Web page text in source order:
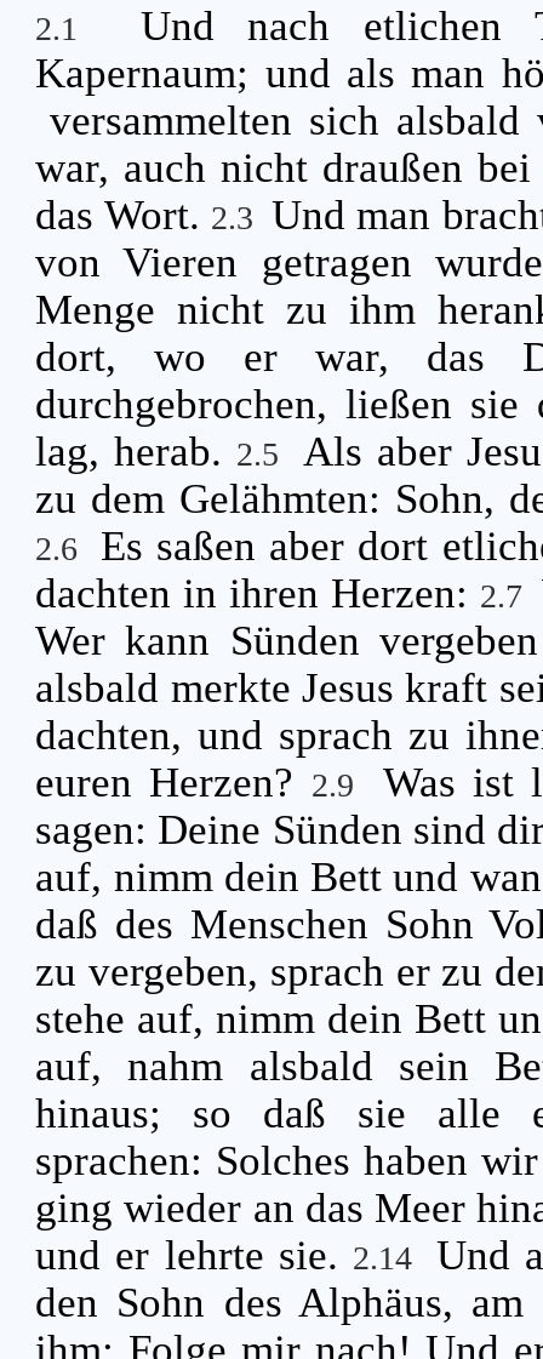
2.1
Und nach etlichen
Kapernaum; und als man
versammelten sich
war, auch nicht draußen
das Wort. 2.3 Und man
von Vieren getragen
Menge nicht zu ihm
dort, wo er war, das
durchgebrochen, ließen
lag, herab. 2.5
Als aber
zu dem Gelähmten: Sohn,
2.6
Es saßen aber dort
dachten in ihren Herzen: 2.7
Wer kann Sünden
alsbald merkte Jesus kraft
dachten, und sprach zu
euren Herzen? 2.9
Was ist
sagen: Deine Sünden sind
auf, nimm dein Bett und
daß des Menschen Sohn
zu vergeben, sprach er zu
stehe auf, nimm dein Bett
auf, nahm alsbald sein
hinaus; so daß sie alle
sprachen: Solches haben
ging wieder an das Meer
und er lehrte sie. 2.14
Und
den Sohn des Alphäus,
ihm: Folge mir nach! Und